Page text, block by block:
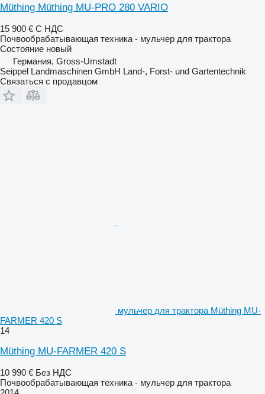
Müthing Müthing MU-PRO 280 VARIO
15 900 € С НДС
Почвообрабатывающая техника - мульчер для трактора
Состояние новый
Германия, Gross-Umstadt
Seippel Landmaschinen GmbH Land-, Forst- und Gartentechnik
Связаться с продавцом
мульчер для трактора Müthing MU-
FARMER 420 S
14
Müthing MU-FARMER 420 S
10 990 € Без НДС
Почвообрабатывающая техника - мульчер для трактора